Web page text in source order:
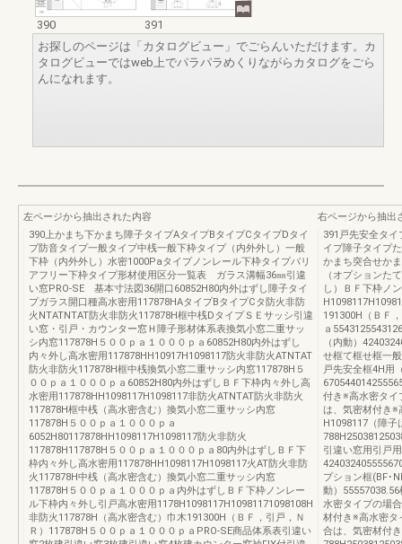
390
391
お探しのページは「カタログビュー」でごらんいただけます。カ
タログビューではweb上でパラパラめくりながらカタログをごら
んになれます。
左ページから抽出された内容
390上かまち下かまち障子タイプAタイプBタイプCタイプDタイ
プ防音タイプ一般タイプ中桟一般下枠タイプ（内外外し）一般
下枠（内外外し）水密1000Paタイプノンレール下枠タイプバリ
アフリー下枠タイプ形材使用区分一覧表 ガラス溝幅36㎜引違
い窓PRO-SE 基本寸法図36開口60852H80内外はずし障子タイ
プガラス開口種高水密用117878HAタイプBタイプCタ防火非防
火NTATNTAT防火非防火117878H框中桟DタイプＳＥサッシ引違
い窓・引戸・カウンター窓Ｈ障子形材体系表換気小窓二重サッ
シ内窓117878H５００ｐａ１０００ｐａ60852H80内外はずし
内々外し高水密用117878HH10917H1098117防火非防火ATNTAT
防火非防火117878H框中桟換気小窓二重サッシ内窓117878H５
００ｐａ１０００ｐａ60852H80内外はずしＢＦ下枠内々外し高
水密用117878HH1098117H1098117非防火ATNTAT防火非防火
117878H框中桟（高水密含む）換気小窓二重サッシ内窓
117878H５００ｐａ１０００ｐａ
6052H80117878HH1098117H1098117防火非防火
117878H117878H５００ｐａ１０００ｐａ80内外はずしＢＦ下
枠内々外し高水密用117878HH1098117H1098117火AT防火非防
火117878H中桟（高水密含む）換気小窓二重サッシ内窓
117878H５００ｐａ１０００ｐａ内外はずしＢＦ下枠ノンレー
ル下枠内々外し引戸高水密用1178H1098117H10981171098108H
非防火117878H（高水密含む）巾木191300H（ＢＦ，引戸，Ｎ
Ｒ）117878H５００ｐａ１０００ｐａPRO-SE商品体系表引違い
右ページから抽出
391戸先安全タ
イプ障子タイプ
かまち突合せか
（オプションた
し）ＢＦ下枠ノ
191300H（ＢＦ
ａ
（内動）
せ框て框せ框一
戸先安全框4H用
付き※高水密タイ
は、気密材付き※
H1098117（障子
引違い窓用引戸
プション框(BF･
動）
水密タイプの場
材付き※高水密タ
合は、気密材付